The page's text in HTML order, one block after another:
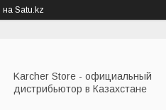
на Satu.kz
Karcher Store - официальный
дистрибьютор в Казахстане